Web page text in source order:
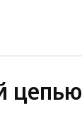
цепью